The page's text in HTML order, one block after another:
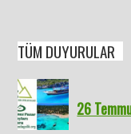
TÜM DUYURULAR
26